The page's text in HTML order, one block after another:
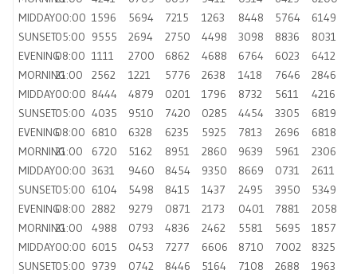
MIDDAY00:00 1596 5694 7215 1263 8448 5764
6149
SUNSET05:00 9555 2694 2750 4498 3098 8836
8031
EVENING08:00 1111 2700 6862 4688 6764 6023
6412
MORNING21:00 2562 1221 5776 2638 1418 7646
2846
MIDDAY00:00 8444 4879 0201 1796 8732 5611
4216
SUNSET05:00 4035 9510 7420 0285 4454 3305
6819
EVENING08:00 6810 6328 6235 5925 7813 2696
6818
MORNING21:00 6720 5162 8951 2860 9639 5961
2306
MIDDAY00:00 3631 9460 8454 9350 8669 0731
2611
SUNSET05:00 6104 5498 8415 1437 2495 3950
5349
EVENING08:00 2882 9279 0871 2173 0401 7881
2058
MORNING21:00 4988 0793 4836 2462 5581 5695
1857
MIDDAY00:00 6015 0453 7277 6606 8710 7002
8325
SUNSET05:00 9739 0742 8446 5164 7108 2688
1963